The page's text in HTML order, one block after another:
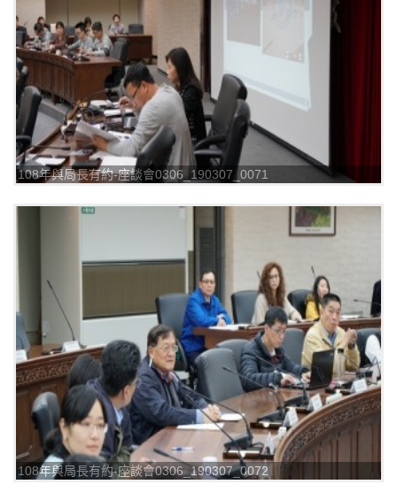
108年與局長有約-座談會0306_190307_0071
108年與局長有約-座談會0306_190307_0072